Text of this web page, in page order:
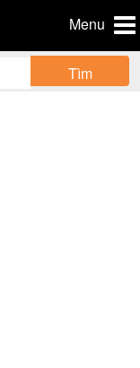
Menu
Tìm